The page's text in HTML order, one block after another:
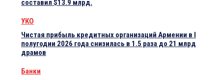
составил $13.9 млрд.
УКО
Чистая прибыль кредитных организаций Армении в I
полугодии 2026 года снизилась в 1.5 раза до 21 млрд
драмов
Банки